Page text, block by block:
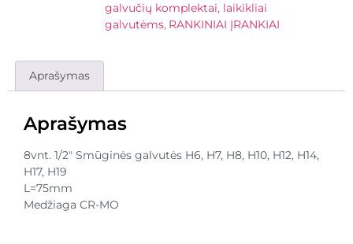
galvučių komplektai, laikikliai
galvutėms, RANKINIAI ĮRANKIAI
Aprašymas
Aprašymas
8vnt. 1/2″ Smūginės galvutės H6, H7, H8, H10, H12, H14,
H17, H19
L=75mm
Medžiaga CR-MO